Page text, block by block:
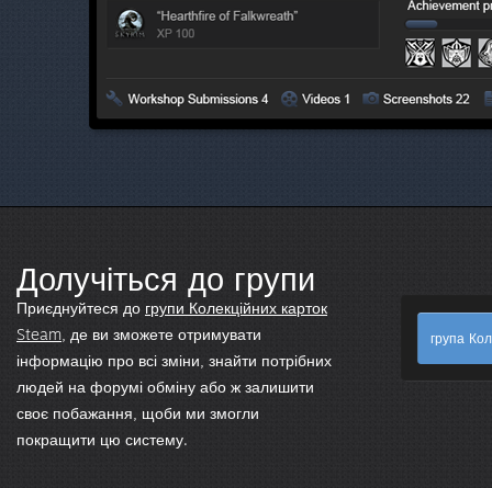
Долучіться до групи
Приєднуйтеся до групи Колекційних карток
Steam , де ви зможете отримувати
інформацію про всі зміни, знайти потрібних
людей на форумі обміну або ж залишити
своє побажання, щоби ми змогли
покращити цю систему.
група